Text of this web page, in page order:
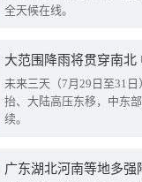
全天候在线。
大范围降雨将贯穿南
未来三天（7月29日至31
抬、大陆高压东移，中东
续。
广东湖北河南等地多